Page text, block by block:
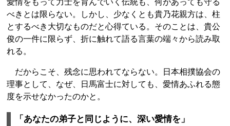
愛情をもって力士を育んでいく伝統も、何があっても守る
べきとは限らない。しかし、少なくとも貴乃花親方は、柱
とするべき大切なものだと心得ている。そのことは、貴公
俊の一件に限らず、折に触れて語る言葉の端々から読み取
れる。
だからこそ、残念に思われてならない。日本相撲協会の
理事として、なぜ、日馬富士に対しても、愛情あふれる態
度を示せなかったのかと。
「あなたの弟子と同じように、深い愛情を」